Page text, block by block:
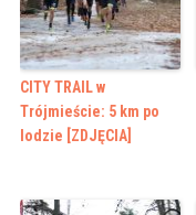
CITY TRAIL w
Trójmieście: 5 km po
lodzie [ZDJĘCIA]